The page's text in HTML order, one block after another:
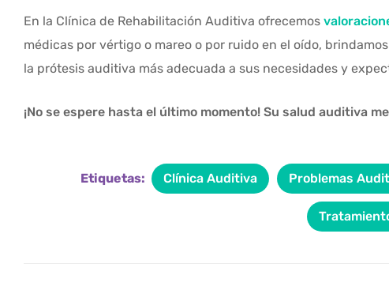
En la Clínica de Rehabilitación Auditiva ofrecemos
médicas por vértigo o mareo o por ruido en el oído,
la prótesis auditiva más adecuada a sus necesidades y
¡No se espere hasta el último momento! Su salud auditiva
Etiquetas: Clínica Auditiva Problemas